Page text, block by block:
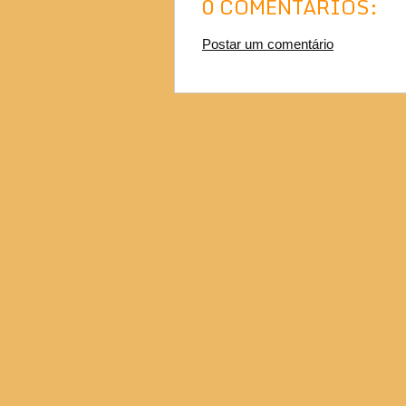
0 COMENTÁRIOS:
Postar um comentário